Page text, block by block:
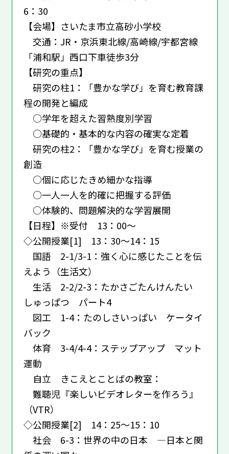
6：30
【会場】さいたま市立高砂小学校
交通：JR・京浜東北線/高崎線/宇都宮線
「浦和駅」西口下車徒歩3分
【研究の重点】
研究の柱1：「豊かな学び」を育む教育課
程の開発と編成
○学年を超えた習熟度別学習
○基礎的・基本的な内容の確実な定着
研究の柱2：「豊かな学び」を育む授業の
創造
○個に応じたきめ細かな指導
○一人一人を的確に把握する評価
○体験的、問題解決的な学習展開
【日程】※受付 13：00～
◇公開授業[1] 13：30～14：15
国語 2-1/3-1：強く心に感じたことを伝
えよう（生活文）
生活 2-2/2-3：たかさごたんけんたい
しゅっぱつ パート4
図工 1-4：たのしさいっぱい ケータイ
バック
体育 3-4/4-4：ステップアップ マット
運動
自立 きこえとことばの教室：
難聴児『楽しいビデオレターを作ろう』
（VTR）
◇公開授業[2] 14：25～15：10
社会 6-3：世界の中の日本 ―日本と関